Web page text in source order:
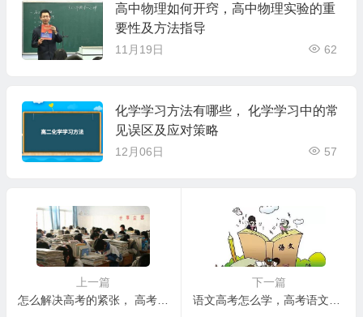
高中物理如何开窍，高中物理实验的重
要性及方法指导
11月19日 62
化学学习方法有哪些， 化学学习中的常
见误区及应对策略
12月06日 57
上一篇
怎么解决高考的紧张， 高考后如何调整心态，迎接新的挑战
下一篇